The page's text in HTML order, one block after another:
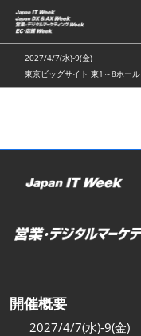
ス
キ
ッ
し
む
2027/4/7(水)-9(金)
東京ビッグサイト 東1～8ホール
開催概要
2027/4/7(水)-9(金)